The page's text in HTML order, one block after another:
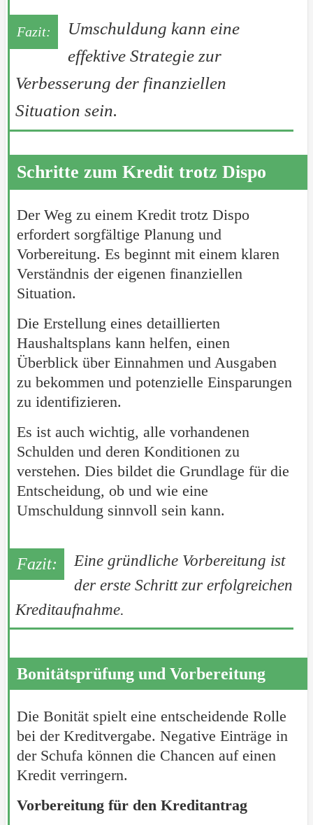
Umschuldung kann eine
effektive Strategie zur
Verbesserung der finanziellen
Situation sein.
Schritte zum Kredit trotz Dispo
Der Weg zu einem Kredit trotz Dispo
erfordert sorgfältige Planung und
Vorbereitung. Es beginnt mit einem klaren
Verständnis der eigenen finanziellen
Situation.
Die Erstellung eines detaillierten
Haushaltsplans kann helfen, einen
Überblick über Einnahmen und Ausgaben
zu bekommen und potenzielle Einsparungen
zu identifizieren.
Es ist auch wichtig, alle vorhandenen
Schulden und deren Konditionen zu
verstehen. Dies bildet die Grundlage für die
Entscheidung, ob und wie eine
Umschuldung sinnvoll sein kann.
Eine gründliche Vorbereitung ist
der erste Schritt zur erfolgreichen
Kreditaufnahme.
Bonitätsprüfung und Vorbereitung
Die Bonität spielt eine entscheidende Rolle
bei der Kreditvergabe. Negative Einträge in
der Schufa können die Chancen auf einen
Kredit verringern.
Vorbereitung für den Kreditantrag